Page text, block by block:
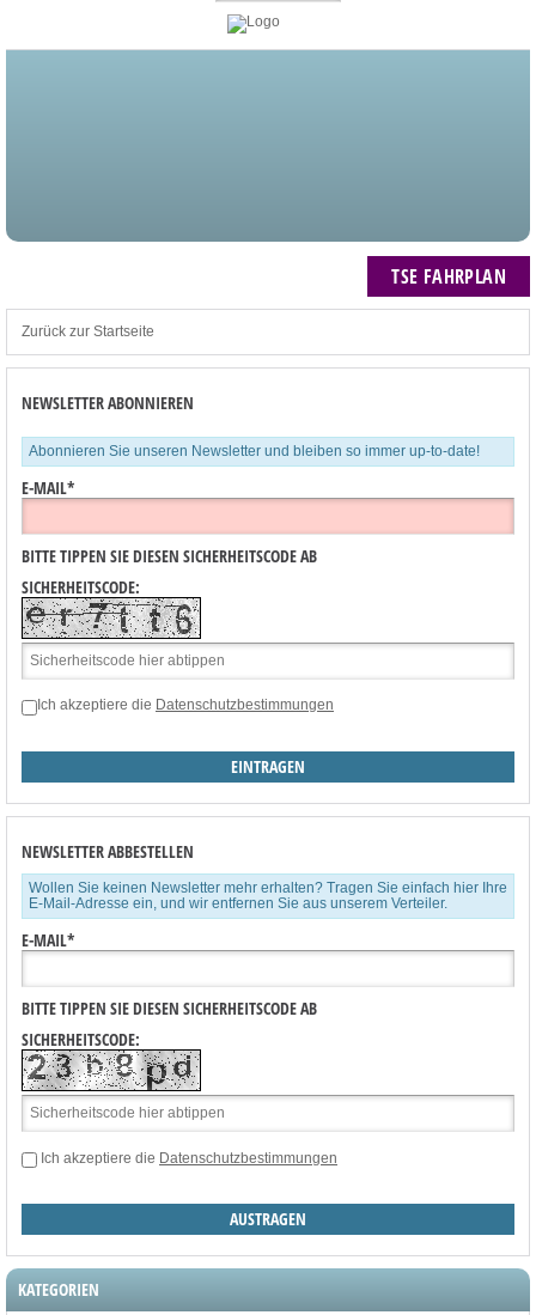
TSE FAHRPLAN
Zurück zur Startseite
NEWSLETTER ABONNIEREN
Abonnieren Sie unseren Newsletter und bleiben so immer up-to-date!
E-MAIL*
BITTE TIPPEN SIE DIESEN SICHERHEITSCODE AB
SICHERHEITSCODE:
Ich akzeptiere die Datenschutzbestimmungen
NEWSLETTER ABBESTELLEN
Wollen Sie keinen Newsletter mehr erhalten? Tragen Sie einfach hier Ihre
E-Mail-Adresse ein, und wir entfernen Sie aus unserem Verteiler.
E-MAIL*
BITTE TIPPEN SIE DIESEN SICHERHEITSCODE AB
SICHERHEITSCODE:
Ich akzeptiere die Datenschutzbestimmungen
KATEGORIEN